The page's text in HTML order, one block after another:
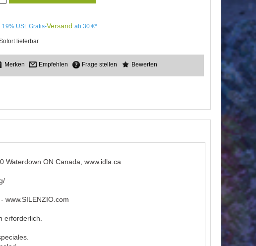
19% USt. Gratis-Versand ab 30 €*
lieferbar
Empfehlen Frage stellen Bewerten
Waterdown ON Canada, www.idla.ca
www.SILENZIO.com
erforderlich.